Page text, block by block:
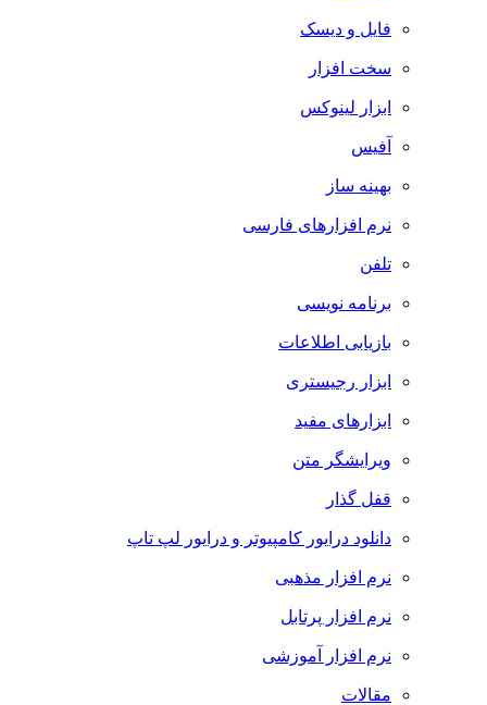
فایل و دیسک
سخت افزار
ابزار لینوکس
آفیس
بهینه ساز
نرم افزارهای فارسی
تلفن
برنامه نویسی
بازیابی اطلاعات
ابزار رجیستری
ابزارهای مفید
ویرایشگر متن
قفل گذار
دانلود درایور کامپیوتر و درایور لپ تاپ
نرم افزار مذهبی
نرم افزار پرتابل
نرم افزار آموزشی
مقالات